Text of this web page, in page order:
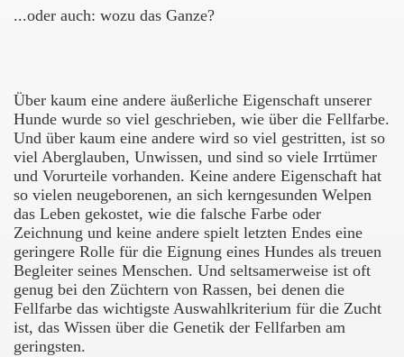
...oder auch: wozu das Ganze?
Über kaum eine andere äußerliche Eigenschaft unserer
Hunde wurde so viel geschrieben, wie über die Fellfarbe.
Und über kaum eine andere wird so viel gestritten, ist so
viel Aberglauben, Unwissen, und sind so viele Irrtümer
und Vorurteile vorhanden. Keine andere Eigenschaft hat
so vielen neugeborenen, an sich kerngesunden Welpen
das Leben gekostet, wie die falsche Farbe oder
Zeichnung und keine andere spielt letzten Endes eine
geringere Rolle für die Eignung eines Hundes als treuen
Begleiter seines Menschen. Und seltsamerweise ist oft
genug bei den Züchtern von Rassen, bei denen die
Fellfarbe das wichtigste Auswahlkriterium für die Zucht
ist, das Wissen über die Genetik der Fellfarben am
geringsten.